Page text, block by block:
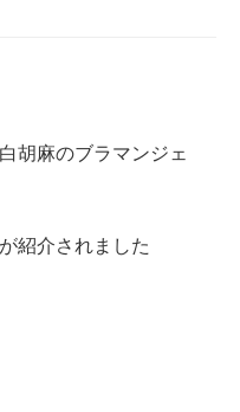
胡麻のブラマンジェ
紹介されました